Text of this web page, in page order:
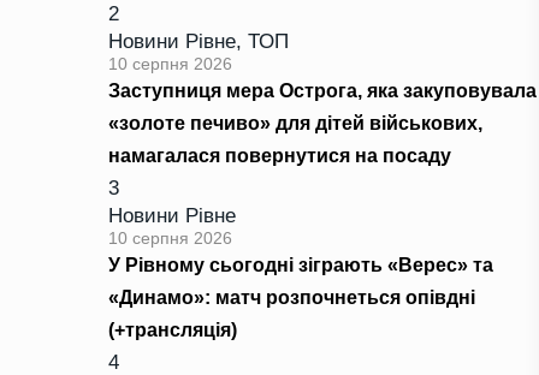
2
Новини Рівне, ТОП
10 серпня 2026
Заступниця мера Острога, яка закуповувала
«золоте печиво» для дітей військових,
намагалася повернутися на посаду
3
Новини Рівне
10 серпня 2026
У Рівному сьогодні зіграють «Верес» та
«Динамо»: матч розпочнеться опівдні
(+трансляція)
4